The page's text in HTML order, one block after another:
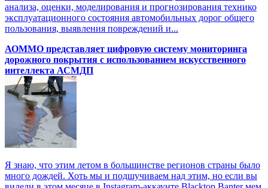
анализа, оценки, моделирования и прогнозирования технико
эксплуатационного состояния автомобильных дорог общего
пользования, выявления повреждений и...
АОММО представляет цифровую систему мониторинга
дорожного покрытия с использованием искусственного
интеллекта АСМДП
Я знаю, что этим летом в большинстве регионов страны было
много дождей. Хоть мы и подшучиваем над этим, но если вы